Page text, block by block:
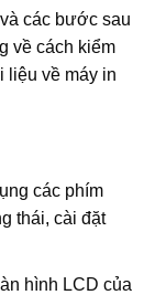
các bước sau
về cách kiểm
liệu về máy in
các phím
thái, cài đặt
hình LCD của